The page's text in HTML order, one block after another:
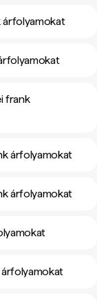
árfolyamokat
frank
árfolyamokat
árfolyamokat